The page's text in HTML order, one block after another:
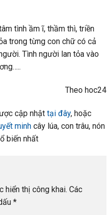
tình ầm ĩ, thầm thì, triền
trong từng con chữ có cả
Tình người lan tỏa vào
Theo hoc24
cập nhật tại đây, hoặc
minh cây lúa, con trâu, nón
biến nhất
hiển thị công khai. Các
*